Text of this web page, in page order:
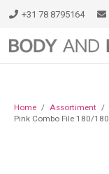
+31 78 8795164
Home / Assortiment /
Pink Combo File 180/180